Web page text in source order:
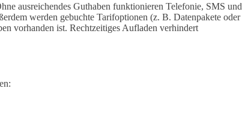
ausreichendes Guthaben funktionieren Telefonie, SMS und
werden gebuchte Tarifoptionen (z. B. Datenpakete oder
vorhanden ist. Rechtzeitiges Aufladen verhindert